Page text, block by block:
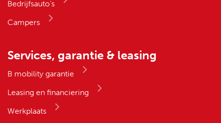
Bedrijfsauto’s
Campers
Services, garantie & leasing
B mobility garantie
Leasing en financiering
Werkplaats